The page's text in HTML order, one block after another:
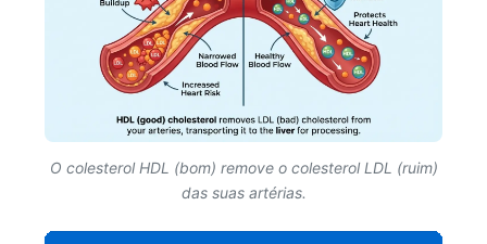
O colesterol HDL (bom) remove o colesterol LDL (ruim)
das suas artérias.
Basa Jawa
ئۇيغۇرچە
Кыргызча
Татар теле
Беларуская мова
Esperanto